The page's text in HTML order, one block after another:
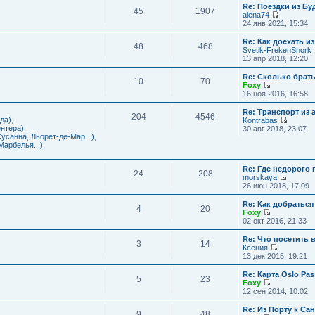
ю
о
б
щ
е
н
и
ю
е
м
у
с
о
о
б
щ
е
и
ю
л
д
н
е
м
у
с
о
б
щ
е
н
и
к
п
о
л
е
д
н
е
у
с
о
о
б
и
ю
45 1907
Re: Поездки из
alena74
П
е
р
е
й
т
к
п
о
л
е
д
с
о
о
щ
н
и
ю
24 янв 2021, 15:34
48 468
Re: Как доехать
Svetik-FrekenSnork
13 апр 2018, 12:20
10 70
Re: Сколько
Foxy
П
е
р
е
й
т
п
о
с
л
е
д
н
е
с
о
о
щ
н
и
ю
16 ноя 2016, 16:58
Льорет-де-Мар...)
204 4546
Re: Транспорт из
Kontrabas
П
й
т
п
о
л
е
д
е
с
о
о
щ
30 авг 2018, 23:07
24 208
Re: Где недорого
morskaya
П
е
р
е
й
т
к
п
о
л
д
н
е
26 июн 2018, 17:09
4 20
Re: Как
Foxy
П
е
р
е
й
т
к
п
о
л
02 окт 2016, 21:33
3 14
Re: Что посетить
Ксения
П
е
р
е
й
т
13 дек 2015, 19:21
5 23
Re: Карта Oslo
Foxy
П
е
р
12 сен 2014, 10:02
Re: Из Порту к